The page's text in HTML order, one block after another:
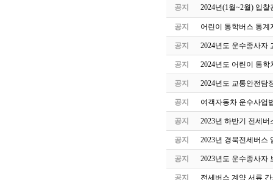
공지 2024년(1월~2월) 입
공지 어린이 통학버스 통계
공지 2024년도 운수종사자
공지 2024년도 어린이 통
공지 2024년도 교통안전담
공지 여객자동차 운수사업
공지 2023년 하반기 전세
공지 2023년 경북전세버스
공지 2023년도 운수종사자
공지 전세버스 계약 서류